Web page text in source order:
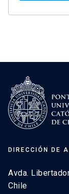
DIRECCIÓN DE
Avda.
Chile